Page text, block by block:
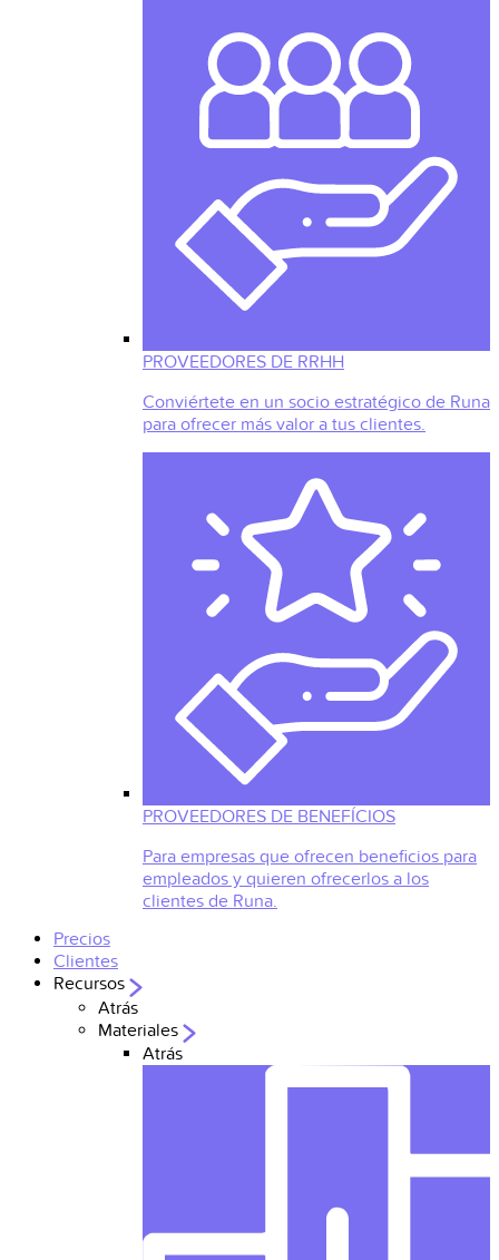
PROVEEDORES DE RRHH
Conviértete en un socio estratégico de Runa
para ofrecer más valor a tus clientes.
PROVEEDORES DE BENEFÍCIOS
Para empresas que ofrecen beneficios para
empleados y quieren ofrecerlos a los
clientes de Runa.
Precios
Clientes
Recursos
Atrás
Materiales
Atrás